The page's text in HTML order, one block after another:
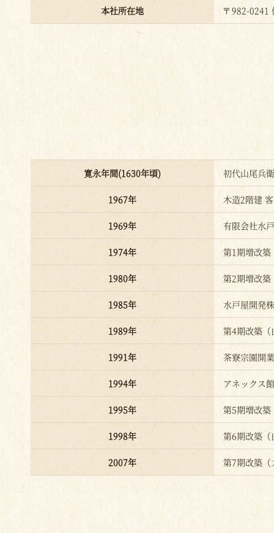
本社所在地 〒982-0241
寛永年間(1630年頃) 初代山尾兵
1967年 木造2階建
1969年 有限会社水
1974年 第1期増改築
1980年 第2期増改築
1985年 水戸屋開発
1989年 第4期改築（
1991年 茶寮宗園開業
1994年 アネックス
1995年 第5期増改築
1998年 第6期改築（
2007年 第7期改築（